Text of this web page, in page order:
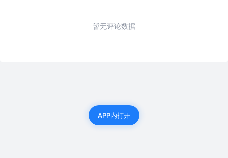
暂无评论数据
APP内打开